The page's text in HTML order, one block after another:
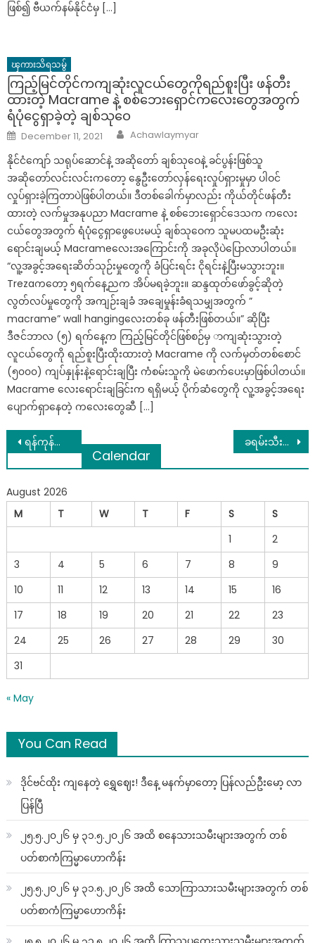
ဖြစ်၍ ဗီယက်နမ်နိုင်ငံမှ […]
ၾကားသိရသမွ်
ကြည့်မြင်တိုင်ကကျဆုံးလူငယ်တွေကိုရည်စူးပြီး ဖန်တီး
ထားတဲ့ Macrame နဲ့ စစ်ဘေးရှောင်ကလေးတွေအတွက်
ရံပုံငွေရှာခဲ့တဲ့ ချစ်သုဝေ
Posted
on
December 11, 2021 Author
Achawlaymyar
နိုင်ငံကျော် သရုပ်ဆောင်နဲ့ အဆိုတော် ချစ်သုဝေနဲ့ ခင်ပွန်းဖြစ်သူ
အဆိုတော်လင်းလင်းကတော့ နွေဦးတော်လှန်ရေးလှုပ်ရှားမှုမှာ ပါဝင်
လှုပ်ရှားခဲ့ကြတာပဲဖြစ်ပါတယ်။ ဒီတစ်ခေါက်မှာလည်း ကိုယ်တိုင်ဖန်တီး
ထားတဲ့ လက်မှုအနုပညာ Macrame နဲ့ စစ်ဘေးရှောင်ဒေသက ကလေး
ငယ်တွေအတွက် ရံပုံငွေရှာဖွေပေးမယ့် ချစ်သုဝေက သူမပထမဦးဆုံး
ရောင်းချမယ့် Macrameလေးအကြောင်းကို အခုလိုပဲပြောလာပါတယ်။
“လူ့အခွင့်အရေးဆိတ်သုဉ်းမှုတွေကို ခံပြင်းရင်း ငိုရင်းနဲ့ပြီးမသွားဘူး။
Trezaကတော့ ၅ရက်နေ့ညက အိပ်မရခဲ့ဘူး။ ဆန္ဒထုတ်ဖော်ခွင့်ဆိုတဲ့
လွတ်လပ်မှုတွေကို အကျဉ်းချခံ အချေမှုန်းခံရသမျှအတွက် ”
macrame” wall hangingလေးတစ်ခု ဖန်တီးဖြစ်တယ်။” ဆိုပြီး
ဒီဇင်ဘာလ (၅) ရက်နေ့က ကြည့်မြင်တိုင်ဖြစ်စဉ်မှ ာကျဆုံးသွားတဲ့
လူငယ်တွေကို ရည်စူးပြီးထိုးထားတဲ့ Macrame ကို လက်မှတ်တစ်စောင်
(၅၀၀၀) ကျပ်နှုန်းနဲ့ရောင်းချပြီး ကံစမ်းသူကို မဲဖောက်ပေးမှာဖြစ်ပါတယ်။
Macrame လေးရောင်းချခြင်းက ရရှိမယ့် ပိုက်ဆံတွေကို လူ့အခွင့်အရေး
ပျောက်ရှာနေတဲ့ ကလေးတွေဆီ […]
Post
navigation
ရန်ကုန်ရွှေအသင်း YGEA ရဲ့ သတ်မှတ်ရွှေဈေး ကျပ်သုံးသိန်းခွဲကျော် ခုန်တက်… ခရမ်းသီးကိုတပိုင်တနိုင် အိုးလေးနဲ့စီးပွားဖြစ် စိုက်ပျိုးနိုင်သည့်နည်းလမ်းများ
Calendar
August 2026
M
T W T F S
S
1
2
3
4 5 6 7 8
9
10
11 12 13 14 15
16
17
18 19 20 21 22
23
24
25 26 27 28 29
30
31
« May
You Can Read
ဒိုင်ဗင်ထိုး ကျနေတဲ့ ရွှေဈေး! ဒီနေ့ မနက်မှာတော့ ပြန်လည်ဦးမော့ လာ
ပြန်ပြီ
၂၅.၅.၂၀၂၆ မှ ၃၁.၅.၂၀၂၆ အထိ စနေသားသမီးများအတွက် တစ်
ပတ်စာကံကြမ္မာဟောကိန်း
၂၅.၅.၂၀၂၆ မှ ၃၁.၅.၂၀၂၆ အထိ သောကြာသားသမီးများအတွက် တစ်
ပတ်စာကံကြမ္မာဟောကိန်း